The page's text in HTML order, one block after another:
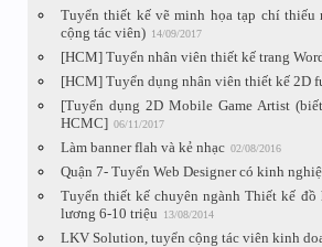
Tuyển thiết kế vẽ minh họa tạp chí
cộng tác viên) 14/09/2017
[HCM] Tuyển nhân viên thiết kế trang
[HCM] Tuyển dụng nhân viên thiết kế 2D
[Tuyển dụng 2D Mobile Game Artist
HCMC] 06/11/2017
Làm banner flah và kẻ nhạc 02/08/2016
Quận 7- Tuyển Web Designer có kinh
Tuyển thiết kế chuyên ngành Thiết kế
lương 6-10 triệu
13/08/2014
LKV Solution, tuyển cộng tác viên kinh